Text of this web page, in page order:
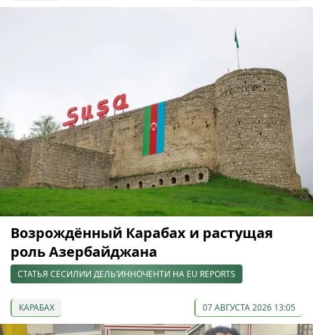
Возрождённый Карабах и растущая
роль Азербайджана
СТАТЬЯ СЕСИЛИИ ДЕЛЬ’ИННОЧЕНТИ НА EU REPORTS
КАРАБАХ 07 АВГУСТА 2026 13:05